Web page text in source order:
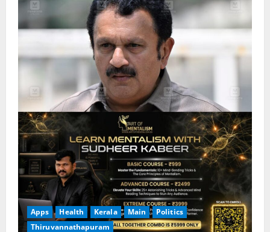
Apps Health Kerala Main
Politics
Thiruvannathapuram